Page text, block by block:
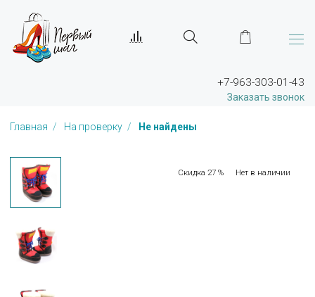
+7-963-303-01-43
Заказать звонок
Главная На проверку Не найдены
Скидка 27 % Нет в наличии